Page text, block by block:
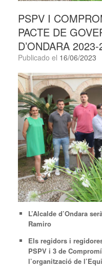
PSPV I
PACTE DE
D’ONDARA
Publicado el 16/06/2023
L’Alcalde d’Ondara
Ramiro
Els regidors i
PSPV i 3 de
l’organització de